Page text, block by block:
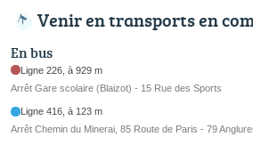
Venir en transports en
En bus
Ligne 226, à 929 m
Arrêt Gare scolaire (Blaizot) - 15 Rue des Sports
Ligne 416, à 123 m
Arrêt Chemin du Minerai, 85 Route de Paris - 79